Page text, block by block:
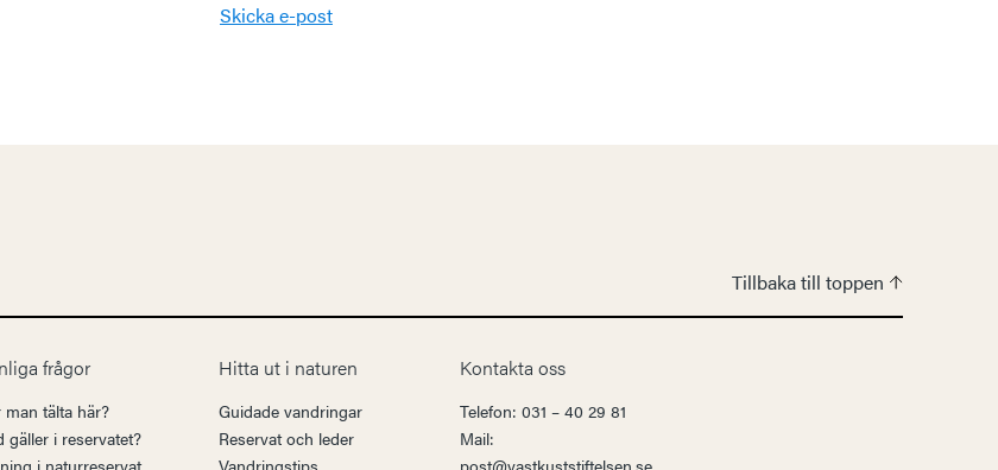
Skicka e-post
Tillbaka till toppen
frågor
man tälta här?
gäller i reservatet?
Hitta ut i naturen
Guidade vandringar
Reservat och leder
Kontakta oss
Telefon: 031 – 40 29 81
Mail: